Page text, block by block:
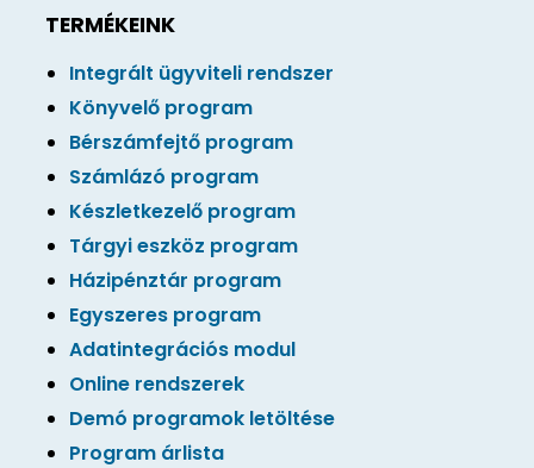
TERMÉKEINK
Integrált ügyviteli rendszer
Könyvelő program
Bérszámfejtő program
Számlázó program
Készletkezelő program
Tárgyi eszköz program
Házipénztár program
Egyszeres program
Adatintegrációs modul
Online rendszerek
Demó programok letöltése
Program árlista